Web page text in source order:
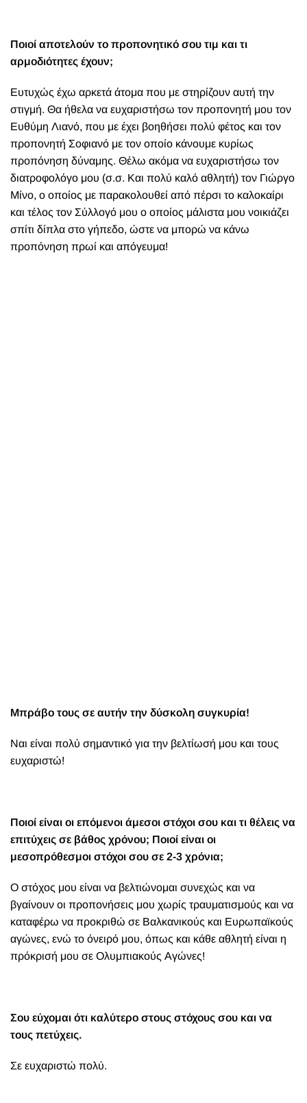
Ποιοί αποτελούν το προπονητικό σου τιμ και τι
αρμοδιότητες έχουν;
Ευτυχώς έχω αρκετά άτομα που με στηρίζουν αυτή την
στιγμή. Θα ήθελα να ευχαριστήσω τον προπονητή μου τον
Ευθύμη Λιανό, που με έχει βοηθήσει πολύ φέτος και τον
προπονητή Σοφιανό με τον οποίο κάνουμε κυρίως
προπόνηση δύναμης. Θέλω ακόμα να ευχαριστήσω τον
διατροφολόγο μου (σ.σ. Και πολύ καλό αθλητή) τον Γιώργο
Μίνο, ο οποίος με παρακολουθεί από πέρσι το καλοκαίρι
και τέλος τον Σύλλογό μου ο οποίος μάλιστα μου νοικιάζει
σπίτι δίπλα στο γήπεδο, ώστε να μπορώ να κάνω
προπόνηση πρωί και απόγευμα!
Μπράβο τους σε αυτήν την δύσκολη συγκυρία!
Ναι είναι πολύ σημαντικό για την βελτίωσή μου και τους
ευχαριστώ!
Ποιοί είναι οι επόμενοι άμεσοι στόχοι σου και τι θέλεις να
επιτύχεις σε βάθος χρόνου; Ποιοί είναι οι
μεσοπρόθεσμοι στόχοι σου σε 2-3 χρόνια;
Ο στόχος μου είναι να βελτιώνομαι συνεχώς και να
βγαίνουν οι προπονήσεις μου χωρίς τραυματισμούς και να
καταφέρω να προκριθώ σε Βαλκανικούς και Ευρωπαϊκούς
αγώνες, ενώ το όνειρό μου, όπως και κάθε αθλητή είναι η
πρόκρισή μου σε Ολυμπιακούς Αγώνες!
Σου εύχομαι ότι καλύτερο στους στόχους σου και να
τους πετύχεις.
Σε ευχαριστώ πολύ.